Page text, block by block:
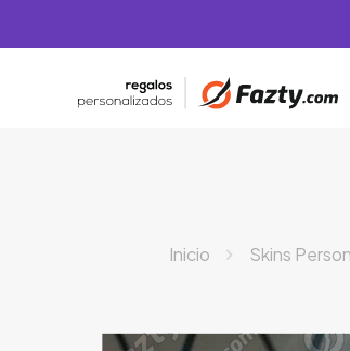
Inicio Skins